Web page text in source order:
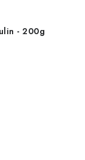
- 200g